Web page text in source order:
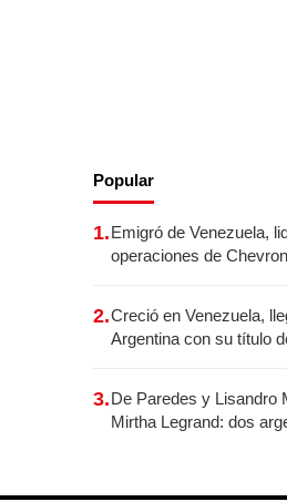
Popular
1.Emigró de Venezuela,
operaciones de
2.Creció en Venezuela,
Argentina con su título
3.De Paredes y Lisandro
Mirtha Legrand: dos